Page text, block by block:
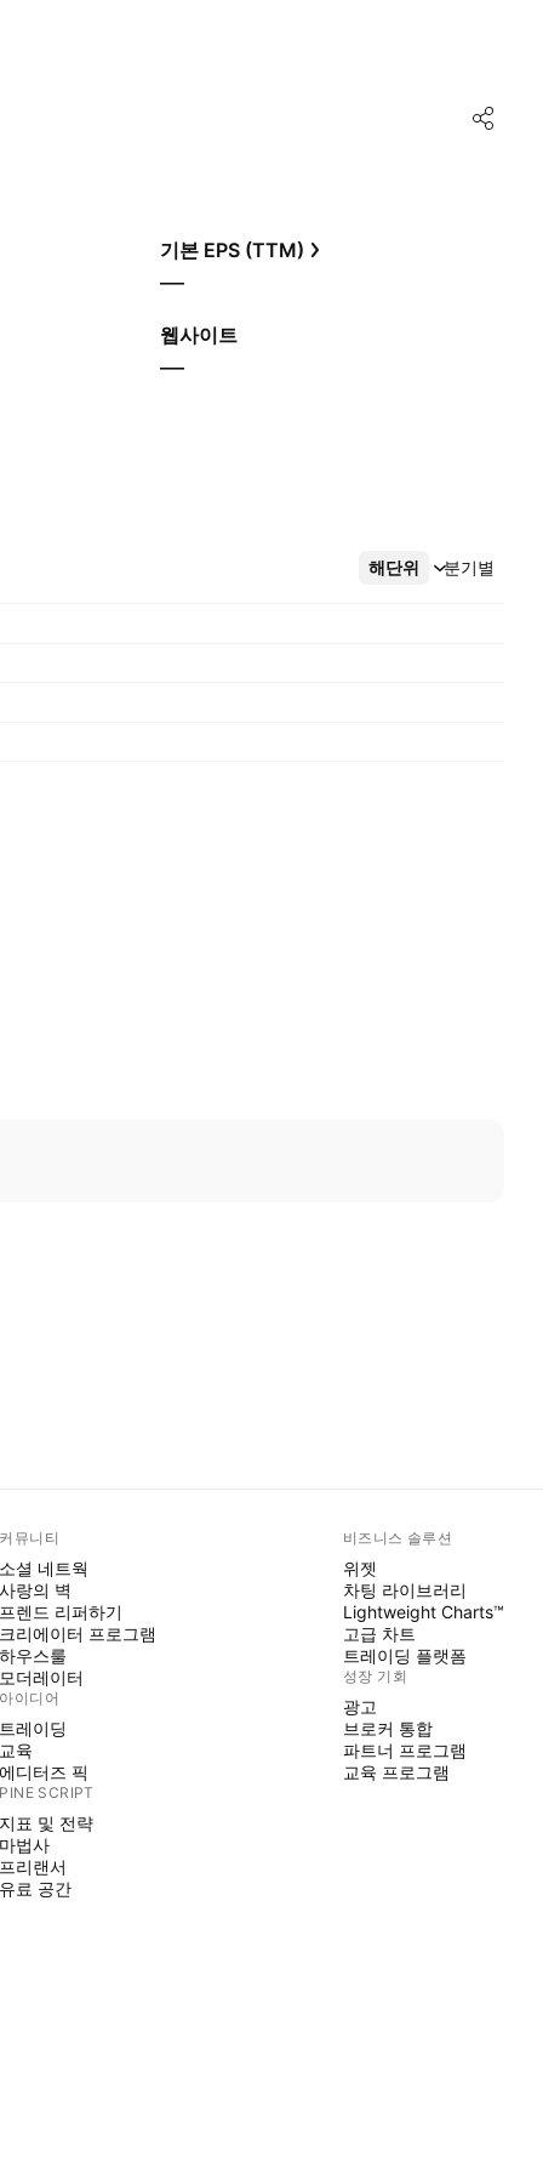
기본 EPS (TTM)
—
웹사이트
—
해단위 분기별
더보기
커뮤니티
소셜 네트웍
사랑의 벽
프렌드 리퍼하기
크리에이터 프로그램
하우스룰
모더레이터
아이디어
트레이딩
교육
에디터즈 픽
PINE SCRIPT
지표 및 전략
마법사
프리랜서
유료 공간
비즈니스 솔루션
위젯
차팅 라이브러리
Lightweight Charts™
고급 차트
트레이딩 플랫폼
성장 기회
광고
브로커 통합
파트너 프로그램
교육 프로그램